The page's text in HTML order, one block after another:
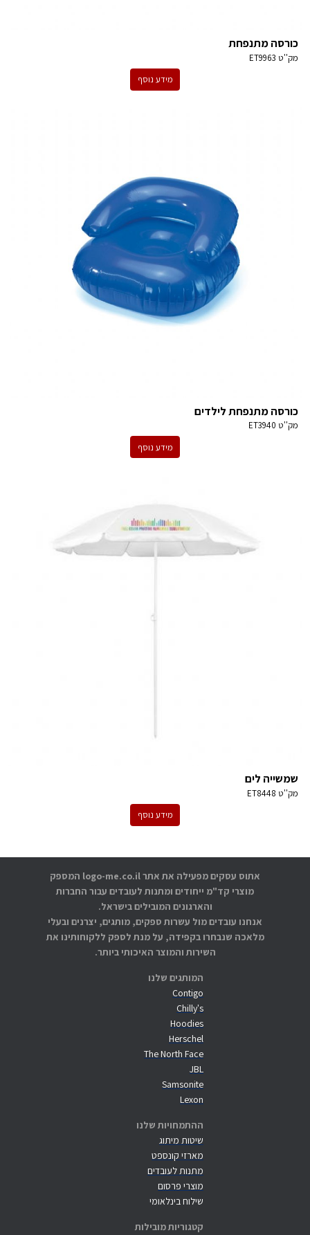
כורסה מתנפחת
מק''ט ET9963
מידע נוסף
כורסה מתנפחת לילדים
מק''ט ET3940
מידע נוסף
שמשייה לים
מק''ט ET8448
מידע נוסף
המותגים שלנו
Contigo
Chilly's
Hoodies
Herschel
The North Face
JBL
Samsonite
Lexon
ההתמחויות שלנו
שיטות מיתוג
מארזי קונספט
מתנות לעובדים
מוצרי פרסום
שילוח בינלאומי
קטגוריות מובילות
אתוס עסקים מפעילה את אתר logo-me.co.il המספק
מוצרי קד"מ ייחודים ומתנות לעובדים עבור החברות
והארגונים המובילים בישראל.
אנחנו עובדים מול עשרות ספקים, מותגים, יצרנים ובעלי
מלאכה שנבחרו בקפידה, על מנת לספק ללקוחותינו את
השירות והמוצר האיכותי ביותר.